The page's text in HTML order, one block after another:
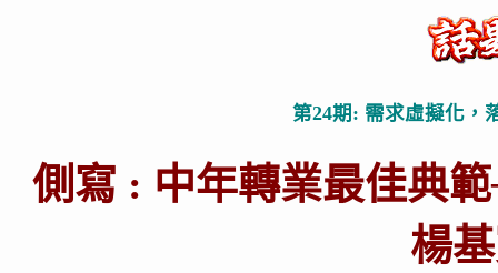
第24期: 需求虛擬化，
側寫 : 中年轉業最佳典
楊